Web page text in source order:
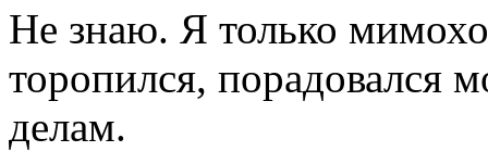
Не знаю. Я только
торопился, порадовался
делам.